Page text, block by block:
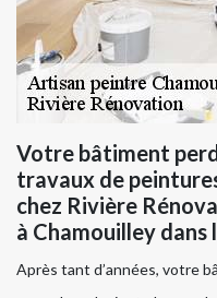
Votre bâtiment
travaux de
chez Rivière
à Chamouilley dans
Après tant d’années, votre